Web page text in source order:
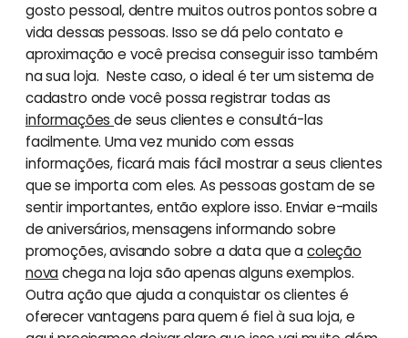
gosto pessoal, dentre muitos outros pontos sobre a
vida dessas pessoas. Isso se dá pelo contato e
aproximação e você precisa conseguir isso também
na sua loja. Neste caso, o ideal é ter um sistema de
cadastro onde você possa registrar todas as
informaçõesde seus clientes e consultá-las
facilmente. Uma vez munido com essas
informações, ficará mais fácil mostrar a seus clientes
que se importa com eles. As pessoas gostam de se
sentir importantes, então explore isso. Enviar e-mails
de aniversários, mensagens informando sobre
promoções, avisando sobre a data que acoleção
novachega na loja são apenas alguns exemplos.
Outra ação que ajuda a conquistar os clientes é
oferecer vantagens para quem é fiel à sua loja, e